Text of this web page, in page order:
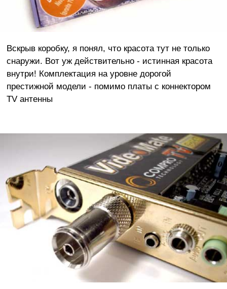
Вскрыв коробку, я понял, что красота тут не только
снаружи. Вот уж действительно - истинная красота
внутри! Комплектация на уровне дорогой
престижной модели - помимо платы с коннектором
TV антенны